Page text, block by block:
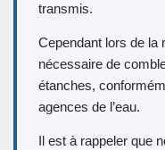
transmis.
Cependant lors de la
nécessaire de
étanches,
agences de l’eau.
Il est à rappeler que